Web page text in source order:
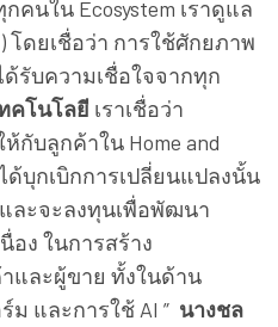
นใน Ecosystem เราดูแล
โดยเชื่อว่า การใช้ศักยภาพ
ด้รับความเชื่อใจจากทุก
คโนโลยี เราเชื่อว่า
กับลูกค้าใน Home and
ด้บุกเบิกการเปลี่ยนแปลงนั้น
ละจะลงทุนเพื่อพัฒนา
อง ในการสร้าง
และผู้ขาย ทั้งในด้าน
และการใช้ AI ” นางชล